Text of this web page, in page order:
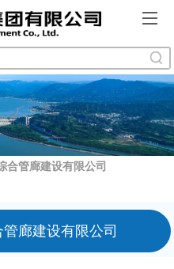
合管廊建设有限公司
廊建设有限公司